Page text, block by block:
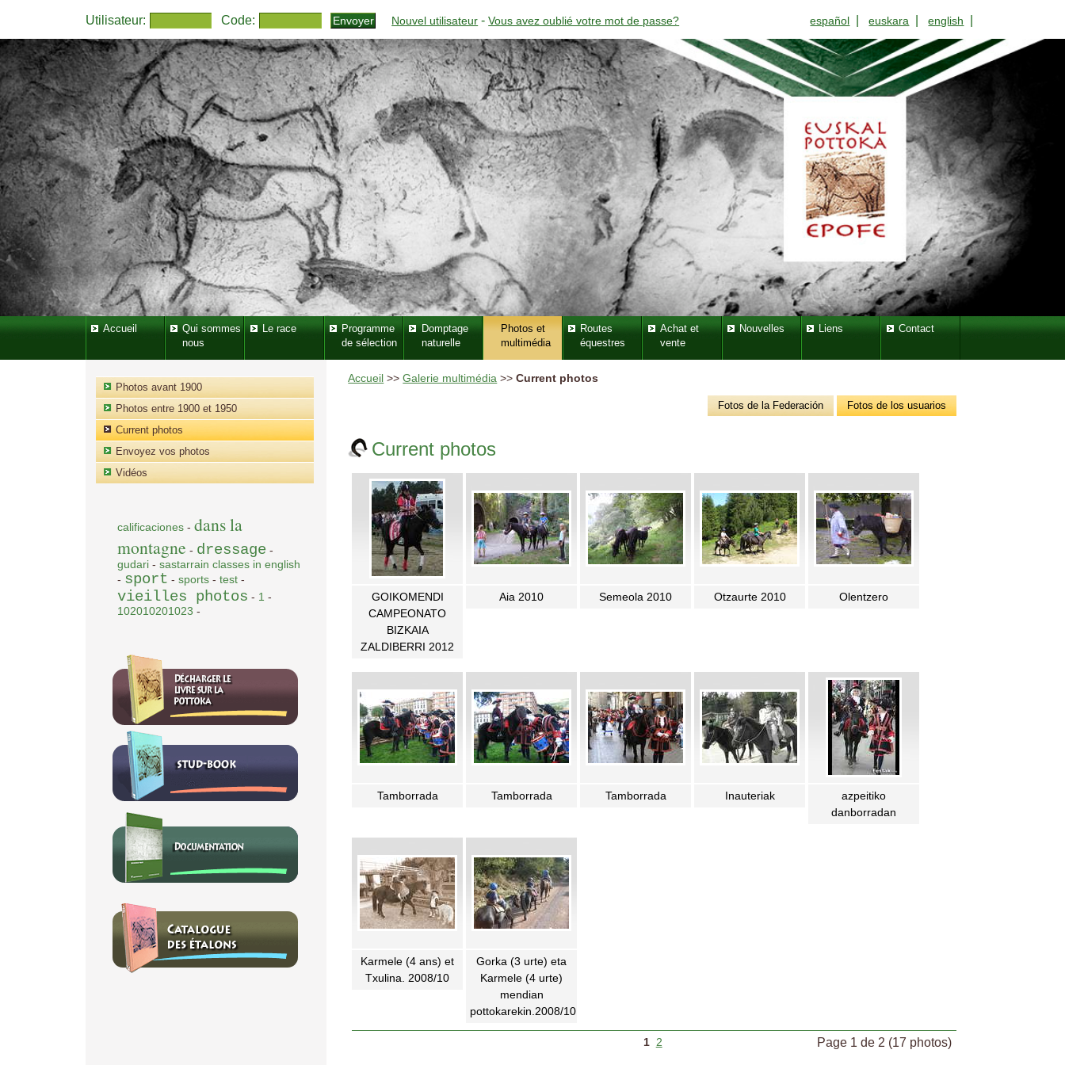
Utilisateur: Code: Nouvel utilisateur -Vous avez oublié votre mot de passe? español |euskara |english
Accueil
Qui sommes
nous
Le race
Programme
de sélection
Domptage
naturelle
Photos et
multimédia
Routes
équestres
Achat et
vente
Nouvelles Liens Contact
Accueil >>Galerie multimédia >>Current photos
Fotos de la Federación Fotos de los usuarios
Current photos
GOIKOMENDI
CAMPEONATO
BIZKAIA
ZALDIBERRI 2012
Aia 2010 Semeola 2010 Otzaurte 2010 Olentzero
Tamborrada Tamborrada Tamborrada Inauteriak
azpeitiko
danborradan
Karmele (4 ans) et
Txulina. 2008/10
Gorka (3 urte) eta
Karmele (4 urte)
mendian
pottokarekin.2008/10
Page 1 de 2 (17 photos)
1 2
Photos avant 1900
Photos entre 1900 et 1950
Current photos
Envoyez vos photos
Vidéos
calificaciones -dans la
montagne - dressage -
gudari -sastarrain classes in english
- sport -sports -test -
vieilles photos - 1 -
102010201023 -